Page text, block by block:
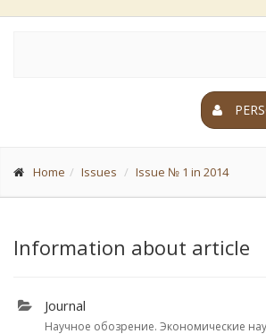
Home Issues Issue № 1 in 2014
Information about article
Journal
Научное обозрение. Экономические